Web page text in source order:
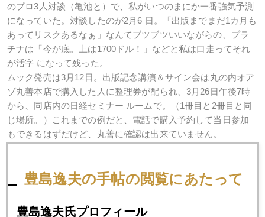
のプロ3人対談（亀池と）で、私がいつのまにか一番強気予測
になっていた。対談したのが2月6 日。「出版までまだ1カ月も
あってリスクあるなぁ」なんてブツブツいいながらの、プラ
チナは「今が底。上は1700ドル！」などと私は口走ってそれ
が活字 になって残った。
ムック発売は3月12日。出版記念講演＆サイン会は丸の内オア
ゾ丸善本店で購入した人に整理券が配られ、3月26日午後7時
から、同店内の日経セミナー ルームで。（1冊目と2冊目と同
じ場所。）これまでの例だと、電話で購入予約して当日参加
もできるはずだけど、丸善に確認は出来ていません。
1月 2月 3月 4月
豊島逸夫の手帖の閲覧にあたって
豊島逸夫氏プロフィール